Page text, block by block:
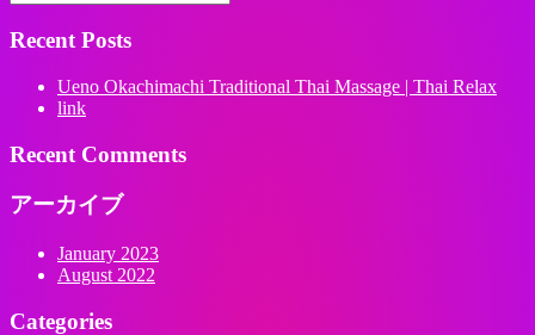
Recent Posts
Ueno Okachimachi Traditional Thai Massage | Thai Relax
link
Recent Comments
アーカイブ
January 2023
August 2022
Categories